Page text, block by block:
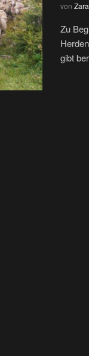
von
Zu
gibt